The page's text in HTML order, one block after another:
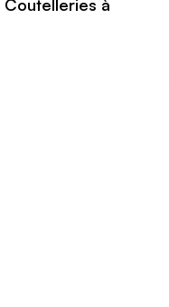
Coutelleries à